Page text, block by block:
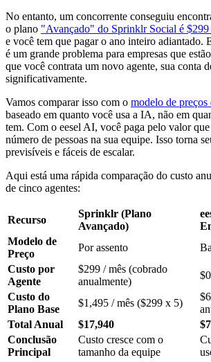
No entanto, um concorrente conseguiu
o plano "Avançado" do Sprinklr Social é $299
e você tem que pagar o ano inteiro adiantado.
é um grande problema para empresas que
que você contrata um novo agente, sua conta
significativamente.
Vamos comparar isso com o modelo de
baseado em quanto você usa a IA, não em
tem. Com o eesel AI, você paga pelo valor
número de pessoas na sua equipe. Isso torna
previsíveis e fáceis de escalar.
Aqui está uma rápida comparação do custo
de cinco agentes:
Recurso
Sprinklr (Plano
Avançado)
Modelo de
Preço
Por assento
Custo por
Agente
$299 / mês (cobrado
anualmente)
Custo do
Plano Base
$1,495 / mês ($299 x 5)
Total Anual
$17,940
Conclusão
Principal
Custo cresce com o
tamanho da equipe